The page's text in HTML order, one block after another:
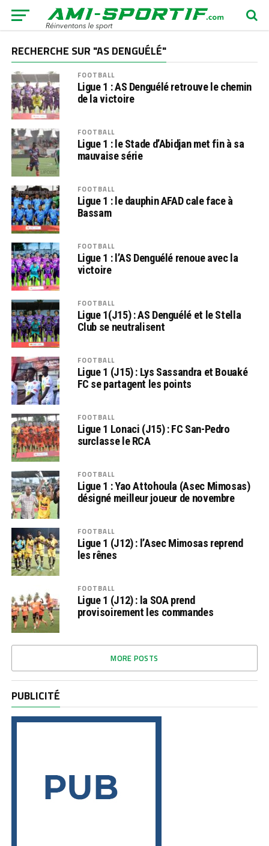
RECHERCHE SUR "AS DENGUÉLÉ"
FOOTBALL
Ligue 1 : AS Denguélé retrouve le chemin
de la victoire
FOOTBALL
Ligue 1 : le Stade d’Abidjan met fin à sa
mauvaise série
FOOTBALL
Ligue 1 : le dauphin AFAD cale face à
Bassam
FOOTBALL
Ligue 1 : l’AS Denguélé renoue avec la
victoire
FOOTBALL
Ligue 1(J15) : AS Denguélé et le Stella
Club se neutralisent
FOOTBALL
Ligue 1 (J15) : Lys Sassandra et Bouaké
FC se partagent les points
FOOTBALL
Ligue 1 Lonaci (J15) : FC San-Pedro
surclasse le RCA
FOOTBALL
Ligue 1 : Yao Attohoula (Asec Mimosas)
désigné meilleur joueur de novembre
FOOTBALL
Ligue 1 (J12) : l’Asec Mimosas reprend
les rênes
FOOTBALL
Ligue 1 (J12) : la SOA prend
provisoirement les commandes
MORE POSTS
PUBLICITÉ